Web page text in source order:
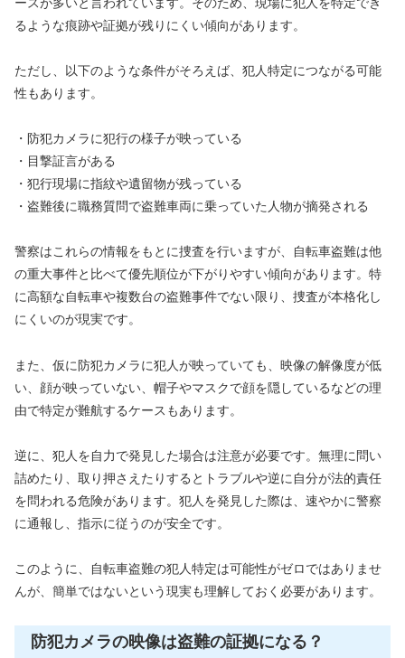
るような痕跡や証拠が残りにくい傾向があります。
ただし、以下のような条件がそろえば、犯人特定につながる可能
性もあります。
・防犯カメラに犯行の様子が映っている
・目撃証言がある
・犯行現場に指紋や遺留物が残っている
・盗難後に職務質問で盗難車両に乗っていた人物が摘発される
警察はこれらの情報をもとに捜査を行いますが、自転車盗難は他
の重大事件と比べて優先順位が下がりやすい傾向があります。特
に高額な自転車や複数台の盗難事件でない限り、捜査が本格化し
にくいのが現実です。
また、仮に防犯カメラに犯人が映っていても、映像の解像度が低
い、顔が映っていない、帽子やマスクで顔を隠しているなどの理
由で特定が難航するケースもあります。
逆に、犯人を自力で発見した場合は注意が必要です。無理に問い
詰めたり、取り押さえたりするとトラブルや逆に自分が法的責任
を問われる危険があります。犯人を発見した際は、速やかに警察
に通報し、指示に従うのが安全です。
このように、自転車盗難の犯人特定は可能性がゼロではありませ
んが、簡単ではないという現実も理解しておく必要があります。
防犯カメラの映像は盗難の証拠になる？